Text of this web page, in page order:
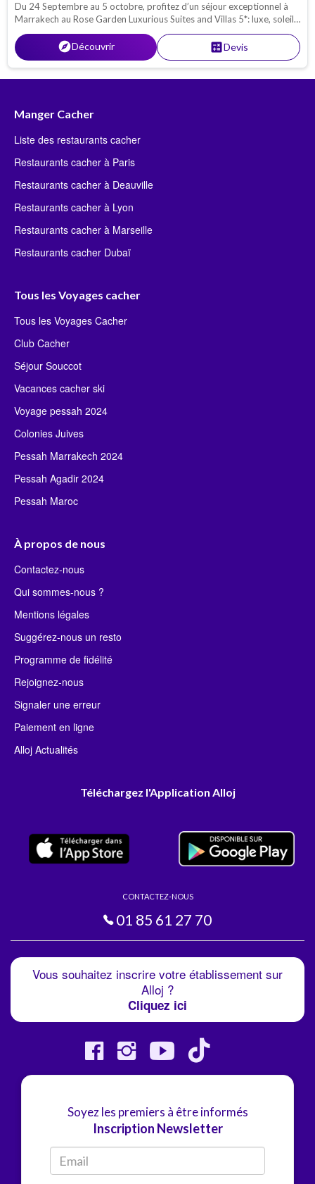
Du 24 Septembre au 5 octobre, profitez d’un séjour exceptionnel à
Marrakech au Rose Garden Luxurious Suites and Villas 5*: luxe, soleil,
piscine, ambiance chaleureuse et moments inoubliables en famille ou
entre amis. Une fête de Souccot, entre confort,luxe, loisirs et
dépaysement.
exploreDécouvrir calculateDevis
Manger Cacher
Liste des restaurants cacher
Restaurants cacher à Paris
Restaurants cacher à Deauville
Restaurants cacher à Lyon
Restaurants cacher à Marseille
Restaurants cacher Dubaï
Tous les Voyages cacher
Tous les Voyages Cacher
Club Cacher
Séjour Souccot
Vacances cacher ski
Voyage pessah 2024
Colonies Juives
Pessah Marrakech 2024
Pessah Agadir 2024
Pessah Maroc
À propos de nous
Contactez-nous
Qui sommes-nous ?
Mentions légales
Suggérez-nous un resto
Programme de fidélité
Rejoignez-nous
Signaler une erreur
Paiement en ligne
Alloj Actualités
Téléchargez l'Application Alloj
CONTACTEZ-NOUS
01 85 61 27 70
Vous souhaitez inscrire votre établissement sur
Alloj ?
Cliquez ici
Soyez les premiers à être informés
Inscription Newsletter